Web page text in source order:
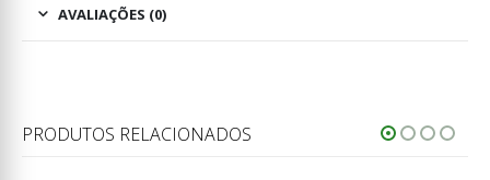
AVALIAÇÕES (0)
PRODUTOS RELACIONADOS